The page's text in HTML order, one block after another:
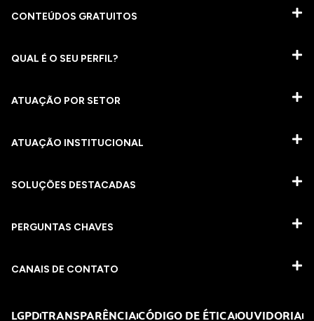
CONTEÚDOS GRATUITOS
QUAL É O SEU PERFIL?
ATUAÇÃO POR SETOR
ATUAÇÃO INSTITUCIONAL
SOLUÇÕES DESTACADAS
PERGUNTAS CHAVES​
CANAIS DE CONTATO
LGPDTRANSPARÊNCIACÓDIGO DE ÉTICAOUVIDORIA